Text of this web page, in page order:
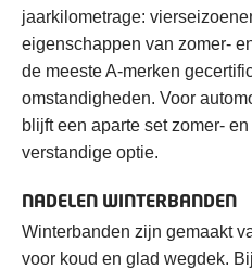
jaarkilometrage:
eigenschappen van zomer-
de meeste A-merken
omstandigheden. Voor
blijft een aparte set zomer-
verstandige optie.
NADELEN WINTERBANDEN
Winterbanden zijn gemaakt
voor koud en glad wegdek.